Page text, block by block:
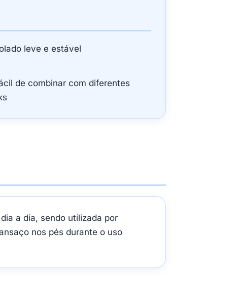
leve e estável
de combinar com diferentes
a dia, sendo utilizada por
nos pés durante o uso